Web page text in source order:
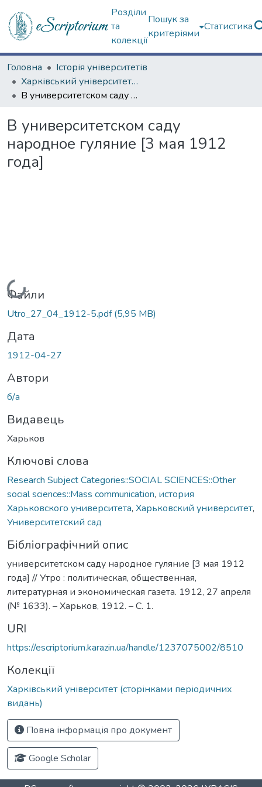
Розділи
та
колекції
Пошук за
критеріями
Статистика
Головна
Історія університетів
Харківський університет (сторінками періодичних видань)
В университетском саду народное гуляние [3 мая 1912 года]
В университетском саду
народное гуляние [3 мая 1912
года]
Вантажиться...
Файли
Utro_27_04_1912-5.pdf(5,95 MB)
Дата
1912-04-27
Автори
б/а
Видавець
Харьков
Ключові слова
Research Subject Categories::SOCIAL SCIENCES::Other
social sciences::Mass communication, история
Харьковского университета, Харьковский университет,
Университетский сад
Бібліографічний опис
университетском саду народное гуляние [3 мая 1912
года] // Утро : политическая, общественная,
литературная и экономическая газета. 1912, 27 апреля
(№ 1633). – Харьков, 1912. – С. 1.
URI
https://escriptorium.karazin.ua/handle/1237075002/8510
Колекції
Харківський університет (сторінками періодичних
видань)
Повна інформація про документ
Google Scholar